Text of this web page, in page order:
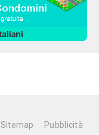
Sitemap Pubblicità